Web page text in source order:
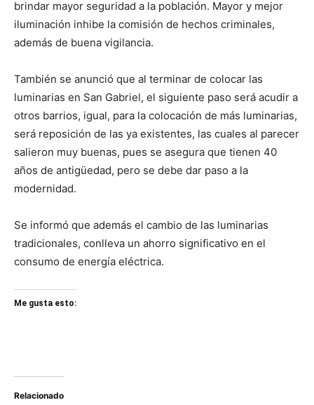
brindar mayor seguridad a la población. Mayor y mejor
iluminación inhibe la comisión de hechos criminales,
además de buena vigilancia.
También se anunció que al terminar de colocar las
luminarias en San Gabriel, el siguiente paso será acudir a
otros barrios, igual, para la colocación de más luminarias,
será reposición de las ya existentes, las cuales al parecer
salieron muy buenas, pues se asegura que tienen 40
años de antigüedad, pero se debe dar paso a la
modernidad.
Se informó que además el cambio de las luminarias
tradicionales, conlleva un ahorro significativo en el
consumo de energía eléctrica.
Me gusta esto:
Relacionado